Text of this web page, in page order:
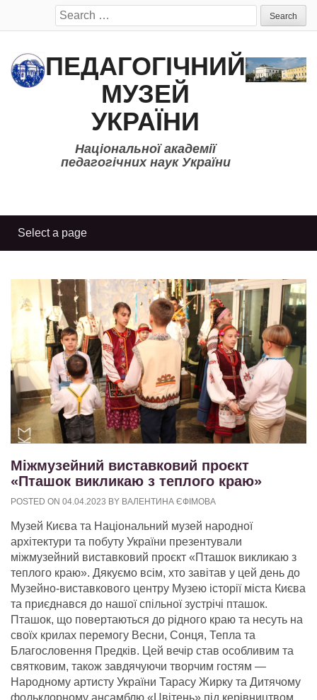
Search
for:
ПЕДАГОГІЧНИЙ
МУЗЕЙ
УКРАЇНИ
Національної академії
педагогічних наук України
Міжмузейний виставковий проєкт
«Пташок викликаю з теплого краю»
POSTED ON 04.04.2023 BY ВАЛЕНТИНА ЄФІМОВА
Музей Києва та Національний музей народної
архітектури та побуту України презентували
міжмузейний виставковий проєкт «Пташок викликаю з
теплого краю». Дякуємо всім, хто завітав у цей день до
Музейно-виставкового центру Музею історії міста Києва
та приєднався до нашої спільної зустрічі пташок.
Пташок, що повертаються до рідного краю та несуть на
своїх крилах перемогу Весни, Сонця, Тепла та
Благословення Предків. Цей вечір став особливим та
святковим, також завдячуючи творчим гостям —
Народному артисту України Тарасу Жирку та Дитячому